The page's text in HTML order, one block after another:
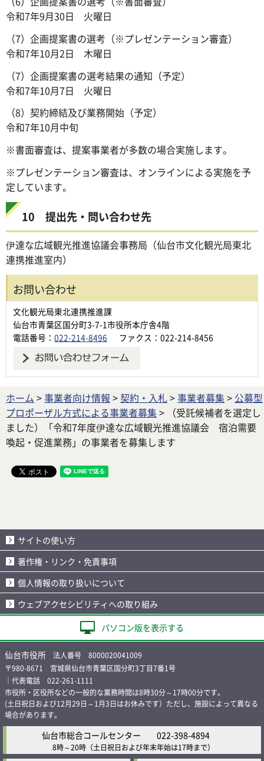
令和7年9月30日 火曜日
（7）企画提案書の選考（※プレゼンテーション審査）
令和7年10月2日 木曜日
（7）企画提案書の選考結果の通知（予定）
令和7年10月7日 火曜日
（8）契約締結及び業務開始（予定）
令和7年10月中旬
※書面審査は、提案事業者が多数の場合実施します。
※プレゼンテーション審査は、オンラインによる実施を予
定しています。
10 提出先・問い合わせ先
伊達な広域観光推進協議会事務局（仙台市文化観光局東北
連携推進室内）
お問い合わせ
文化観光局東北連携推進課
仙台市青葉区国分町3-7-1市役所本庁舎4階
電話番号： 022-214-8496 ファクス：022-214-8456
ホーム >事業者向け情報 > 契約・入札>事業者募集 > 公募型
プロポーザル方式による事業者募集 > （受託候補者を選定し
ました）「令和7年度伊達な広域観光推進協議会 宿泊需要
喚起・促進業務」の事業者を募集します
サイトの使い方
著作権・リンク・免責事項
個人情報の取り扱いについて
ウェブアクセシビリティへの取り組み
パソコン版を表示する
仙台市役所 法人番号 8000020041009
〒980-8671 宮城県仙台市青葉区国分町3丁目7番1号
｜代表電話 022-261-1111
市役所・区役所などの一般的な業務時間は8時30分～17時00分です。
(土日祝日および12月29日～1月3日はお休みです）ただし、施設によって異なる
場合があります。
仙台市総合コールセンター 022-398-4894
8時～20時 （土日祝日および年末年始は17時まで）